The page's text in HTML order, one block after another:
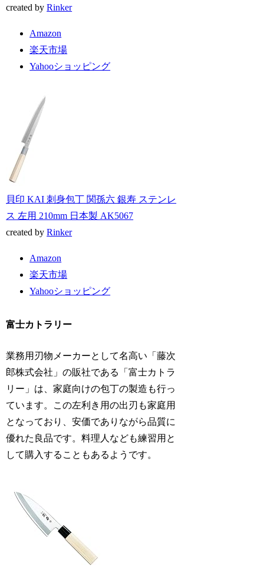
created byRinker
Amazon
楽天市場
Yahooショッピング
貝印 KAI 刺身包丁 関孫六 銀寿 ステンレ
ス 左用 210mm 日本製 AK5067
created byRinker
Amazon
楽天市場
Yahooショッピング
富士カトラリー
業務用刃物メーカーとして名高い「藤次
郎株式会社」の販社である「富士カトラ
リー」は、家庭向けの包丁の製造も行っ
ています。この左利き用の出刃も家庭用
となっており、安価でありながら品質に
優れた良品です。料理人なども練習用と
して購入することもあるようです。